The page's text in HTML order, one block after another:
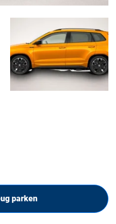
parken